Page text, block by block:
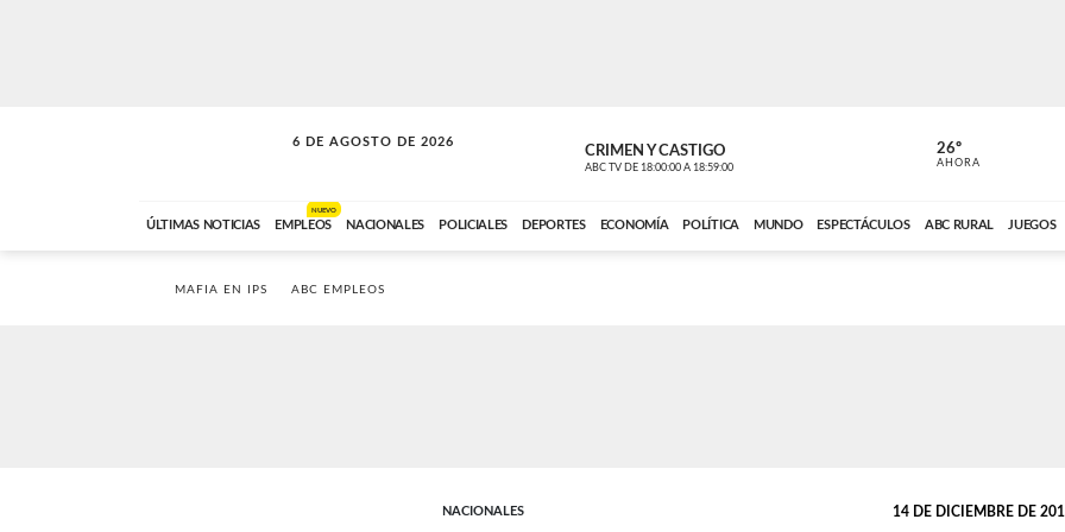
6 DE AGOSTO DE 2026
SOLO MÚSICA CRIMEN Y CASTIGO
ABC TV DE 18:00:00 A 18:59:00 ABC CARDINAL
26º
AHORA
ÚLTIMAS NOTICIAS EMPLEOS
NUEVO
NACIONALES POLICIALES DEPORTES ECONOMÍA POLÍTICA MUNDO ESPECTÁCULOS ABC RURAL JUEGOS
MAFIA EN IPS ABC EMPLEOS
NACIONALES 14 DE DICIEMBRE DE